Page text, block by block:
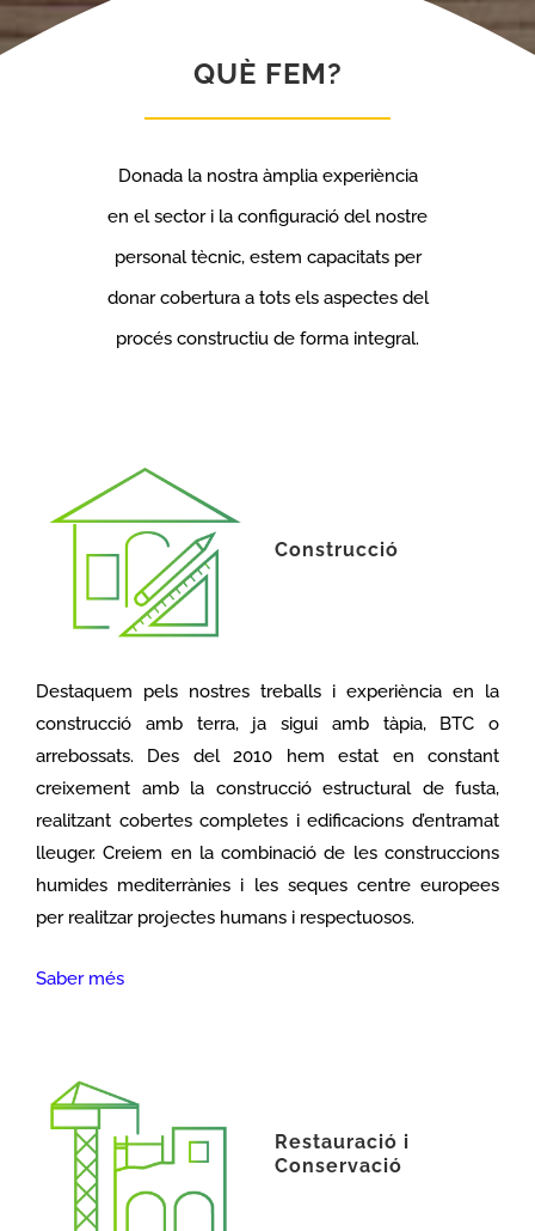
QUÈ FEM?
Donada la nostra àmplia experiència
en el sector i la configuració del nostre
personal tècnic, estem capacitats per
donar cobertura a tots els aspectes del
procés constructiu de forma integral.
Construcció
Destaquem pels nostres treballs i experiència en la
construcció amb terra, ja sigui amb tàpia, BTC o
arrebossats. Des del 2010 hem estat en constant
creixement amb la construcció estructural de fusta,
realitzant cobertes completes i edificacions d’entramat
lleuger. Creiem en la combinació de les construccions
humides mediterrànies i les seques centre europees
per realitzar projectes humans i respectuosos.
Saber més
Restauració i
Conservació